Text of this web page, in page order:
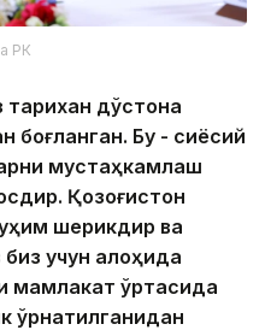
РК
дўстона
боғланган. Бу - сиёсий
мустаҳкамлаш
Қозоғистон
шерикдир ва
учун алоҳида
мамлакат ўртасида
ўрнатилганидан